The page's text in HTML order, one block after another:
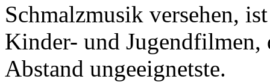
Schmalzmusik versehen,
Kinder- und
Abstand ungeeignetste.